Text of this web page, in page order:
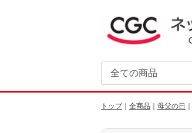
トップ 全商品 母父の日